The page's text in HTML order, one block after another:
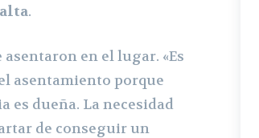
.
asentaron en el lugar. «Es
asentamiento porque
es dueña. La necesidad
de conseguir un